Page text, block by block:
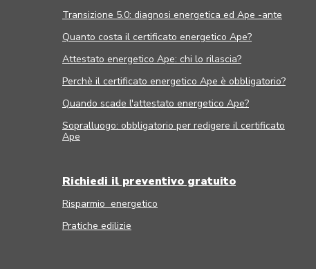
Transizione 5.0: diagnosi energetica ed Ape -ante
Quanto costa il certificato energetico Ape?
Attestato energetico Ape: chi lo rilascia?
Perchè il certificato energetico Ape è obbligatorio?
Quando scade l'attestato energetico Ape?
Sopralluogo: obbligatorio per redigere il certificato
Ape
Richiedi il preventivo gratuito
Risparmio energetico
Pratiche edilizie